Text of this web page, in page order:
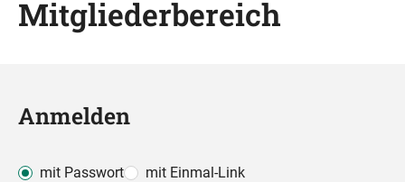
Mitgliederbereich
Anmelden
mit Passwort mit Einmal-Link